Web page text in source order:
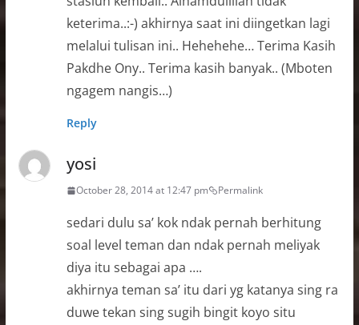
keterima..:-) akhirnya saat ini diingetkan lagi
melalui tulisan ini.. Hehehehe… Terima Kasih
Pakdhe Ony.. Terima kasih banyak.. (Mboten
ngagem nangis…)
Reply
yosi
October 28, 2014 at 12:47 pm Permalink
sedari dulu sa’ kok ndak pernah berhitung
soal level teman dan ndak pernah meliyak
diya itu sebagai apa ….
akhirnya teman sa’ itu dari yg katanya sing ra
duwe tekan sing sugih bingit koyo situ